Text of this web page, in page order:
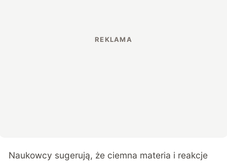
Naukowcy sugerują, że ciemna materia i reakcje